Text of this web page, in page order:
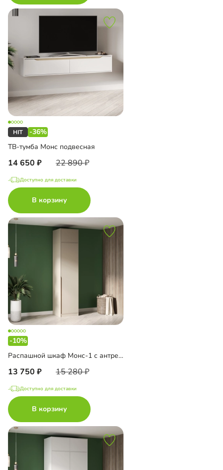
-36%
ТВ-тумба Монс подвесная
14 650 22 890
Доступно для доставки
В корзину
-10%
Распашной шкаф Монс-1 с антресолью
13 750 15 280
Доступно для доставки
В корзину